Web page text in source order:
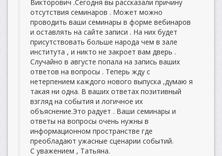
Викторович .Сегодня вы рассказали причину
отсутствия семинаров . Может можно
проводить ваши семинары в форме вебинаров
и оставлять на сайте записи . На них будет
присутствовать больше народа чем в зале
института , и никто не закроет вам дверь .
Случайно в августе попала на запись ваших
ответов на вопросы . Теперь жду с
нетерпением каждого нового выпуска ,думаю я
такая ни одна. В ваших ответах позитивный
взгляд на события и логичное их
объяснение.Это радует . Ваши семинары и
ответы на вопросы очень нужны в
информационном пространстве где
преобладают ужасные сценарии событий.
С уважением , Татьяна.